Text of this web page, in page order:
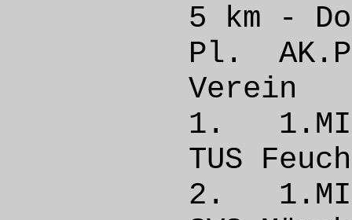
5 km -
Pl.
1.
TUS
2.